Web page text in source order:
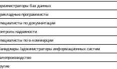
баз данных
программисты
по документации
надежности
по е-коммерции
/администраторы информационных систем